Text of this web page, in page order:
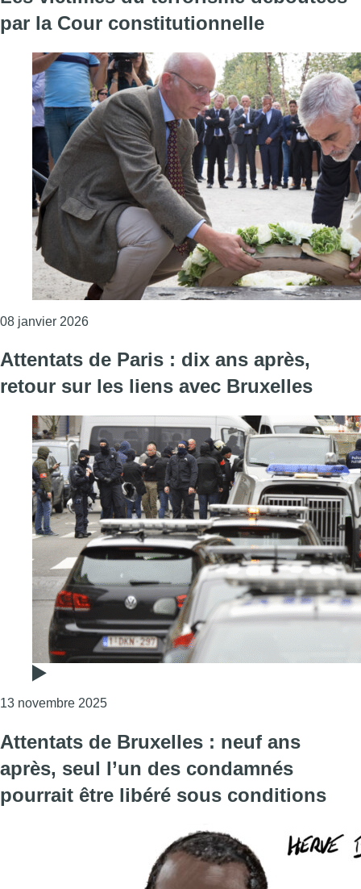
par la Cour constitutionnelle
08 janvier 2026Consulter l'article "Les victimes du terrorisme
Attentats de Paris : dix ans après,
retour sur les liens avec Bruxelles
13 novembre 2025Consulter l'article "Attentats de Paris : dix
Attentats de Bruxelles : neuf ans
après, seul l’un des condamnés
pourrait être libéré sous conditions